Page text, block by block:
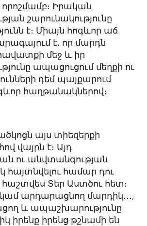
Իրական
շարունակությունը
է։ Միայն հոգևոր աճ
է, որ մարդն
մեջ և իր
ապացուցում մեղքի ու
դեմ պայքարում
հաղթանակներով։
այս տիեզերքի
վայրն է։ Այդ
ու անվտանգության
հայտնվելու համար դու
Տեր Աստծու հետ։
արդարացնող մարդիկ․․․,
և ապաշխարությունը
իրենք իրենց թշնամի են